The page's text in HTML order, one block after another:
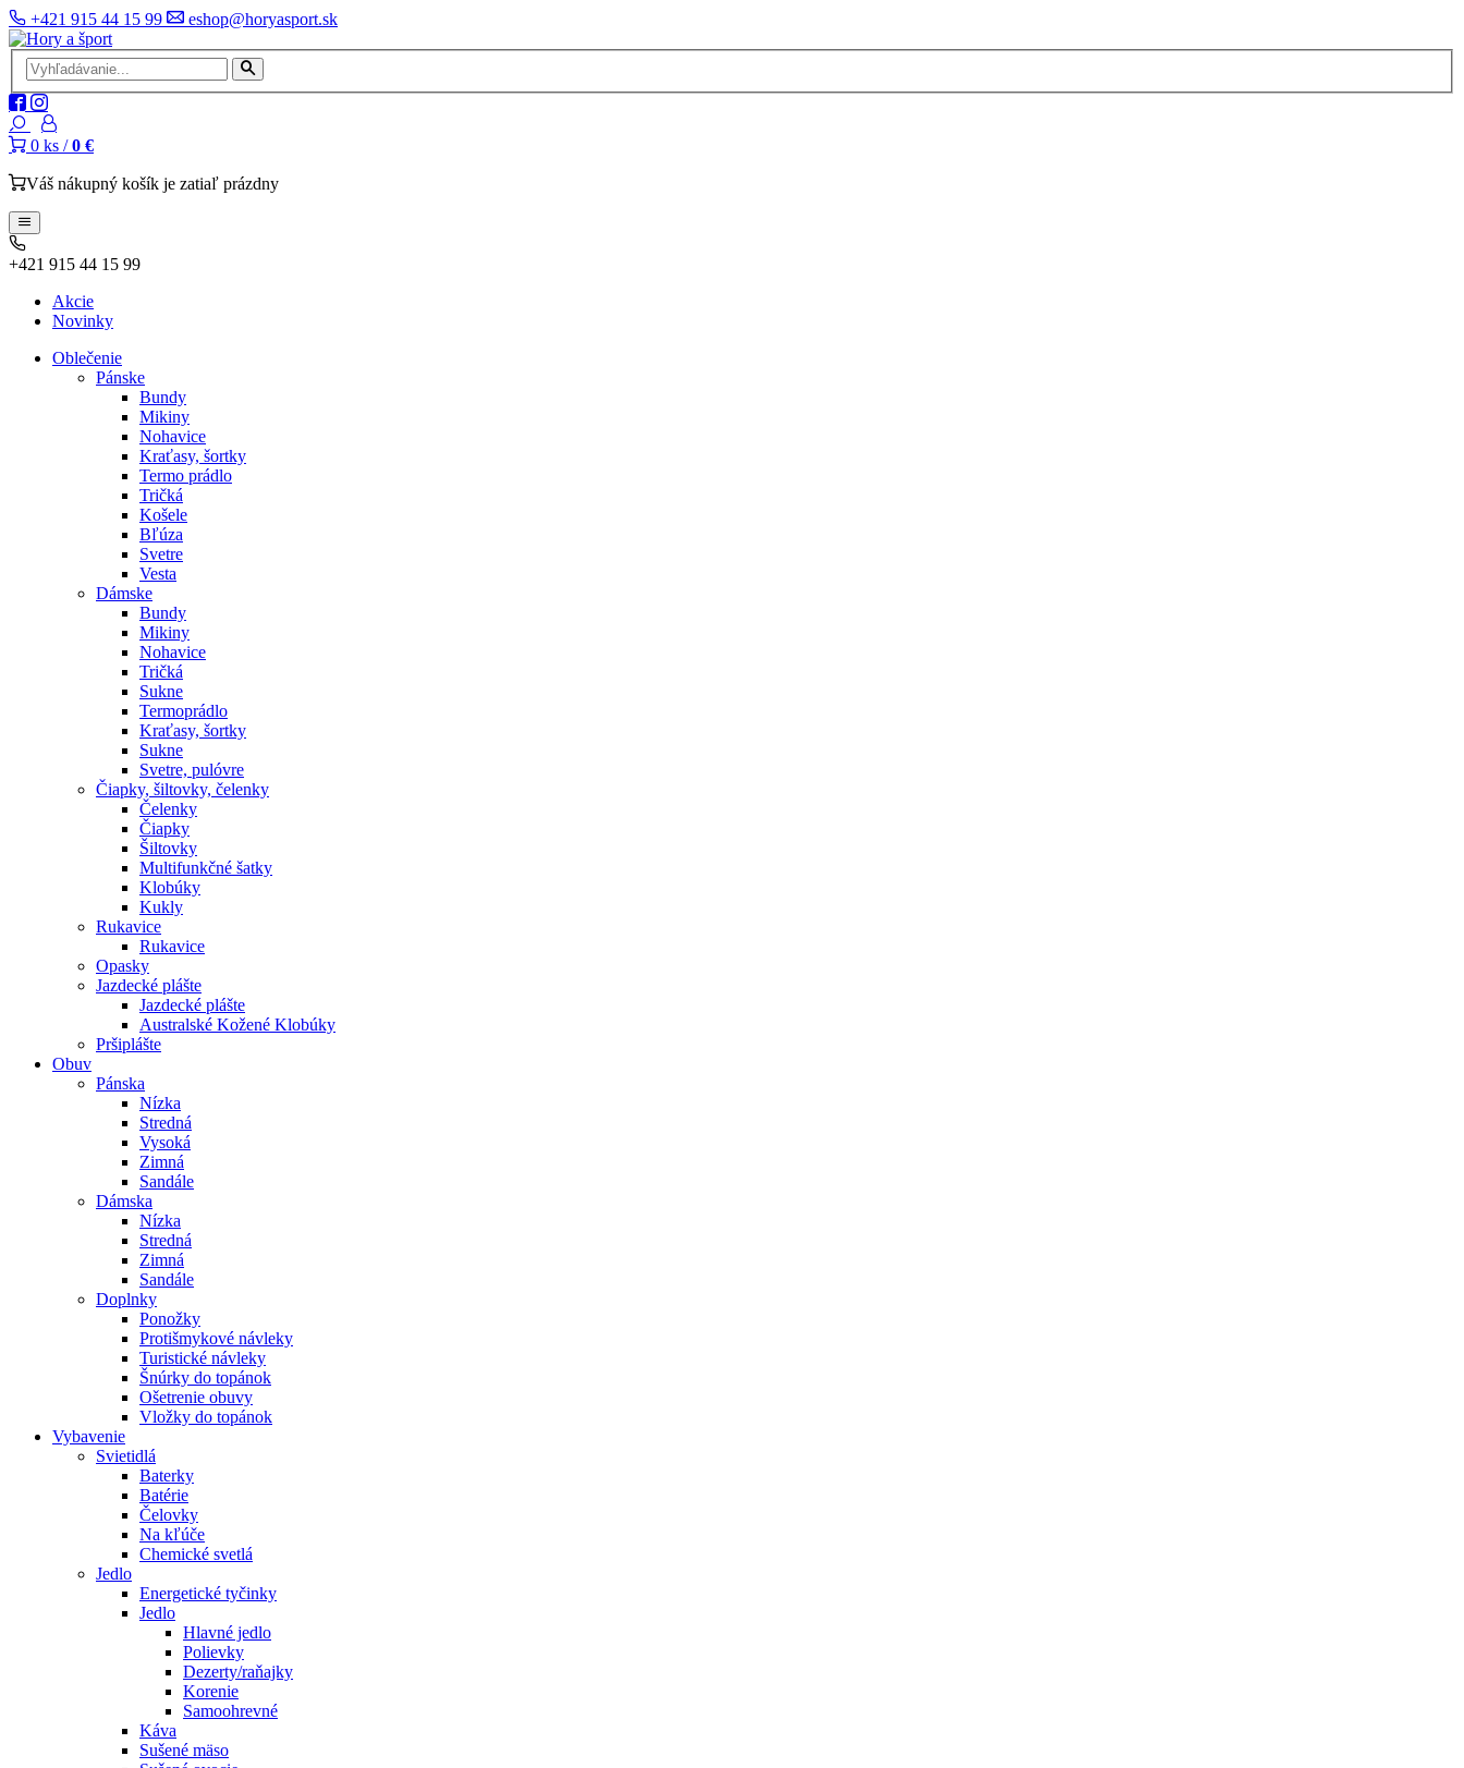
+421 915 44 15 99 eshop@horyasport.sk
0 ks / 0 €
Váš nákupný košík je zatiaľ prázdny
+421 915 44 15 99
Akcie
Novinky
Oblečenie
Pánske
Bundy
Mikiny
Nohavice
Kraťasy, šortky
Termo prádlo
Tričká
Košele
Bľúza
Svetre
Vesta
Dámske
Bundy
Mikiny
Nohavice
Tričká
Sukne
Termoprádlo
Kraťasy, šortky
Sukne
Svetre, pulóvre
Čiapky, šiltovky, čelenky
Čelenky
Čiapky
Šiltovky
Multifunkčné šatky
Klobúky
Kukly
Rukavice
Rukavice
Opasky
Jazdecké plášte
Jazdecké plášte
Australské Kožené Klobúky
Pršiplášte
Obuv
Pánska
Nízka
Stredná
Vysoká
Zimná
Sandále
Dámska
Nízka
Stredná
Zimná
Sandále
Doplnky
Ponožky
Protišmykové návleky
Turistické návleky
Šnúrky do topánok
Ošetrenie obuvy
Vložky do topánok
Vybavenie
Svietidlá
Baterky
Batérie
Čelovky
Na kľúče
Chemické svetlá
Jedlo
Energetické tyčinky
Jedlo
Hlavné jedlo
Polievky
Dezerty/raňajky
Korenie
Samoohrevné
Káva
Sušené mäso